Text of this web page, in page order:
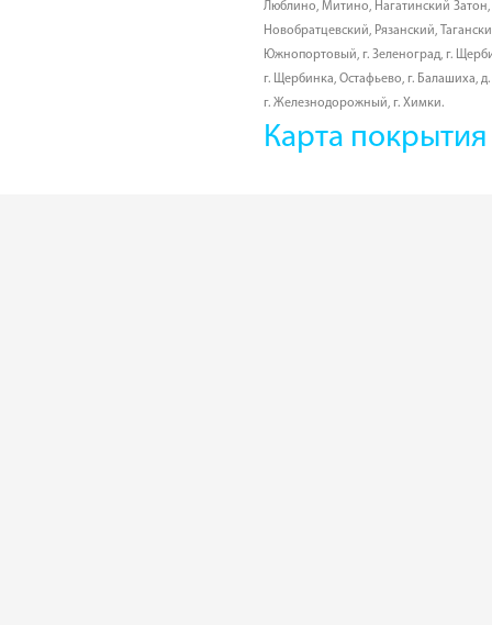
Люблино, Митино, Нагатинский Затон,
Новобратцевский, Рязанский,
Южнопортовый, г. Зеленоград, г.
г. Щербинка, Остафьево, г. Балашиха,
г. Железнодорожный, г. Химки.
Карта